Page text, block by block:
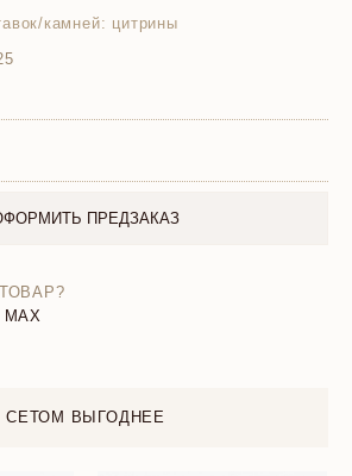
камней: цитрины
ПРЕДЗАКАЗ
MAX
СЕТОМ ВЫГОДНЕЕ